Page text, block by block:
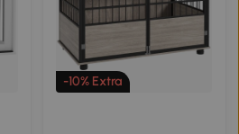
-10% Extra